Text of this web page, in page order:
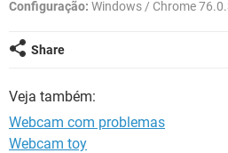
Configuração: Windows / Chrome
Share
Veja também:
Webcam com problemas
Webcam toy